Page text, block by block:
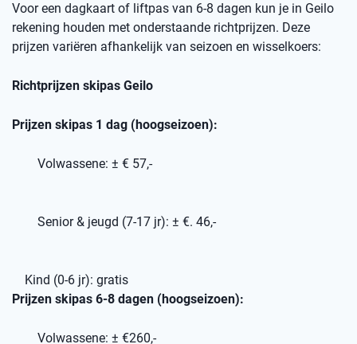
Voor een dagkaart of liftpas van 6-8 dagen kun je in Geilo
rekening houden met onderstaande richtprijzen. Deze
prijzen variëren afhankelijk van seizoen en wisselkoers:
Richtprijzen skipas Geilo
Prijzen skipas 1 dag (hoogseizoen):
Volwassene: ± € 57,-
Senior & jeugd (7-17 jr): ± €. 46,-
Kind (0-6 jr): gratis
Prijzen skipas 6-8 dagen (hoogseizoen):
Volwassene: ± €260,-